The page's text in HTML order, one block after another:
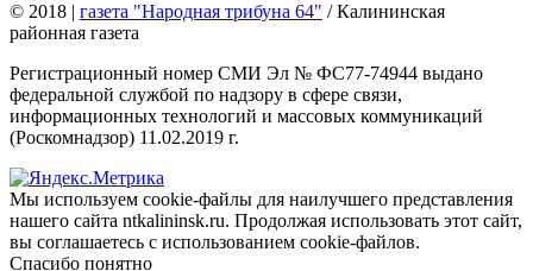
© 2018 | газета "Народная трибуна 64" / Калининская
районная газета
Регистрационный номер СМИ Эл № ФС77-74944 выдано
федеральной службой по надзору в сфере связи,
информационных технологий и массовых коммуникаций
(Роскомнадзор) 11.02.2019 г.
Мы используем cookie-файлы для наилучшего представления
нашего сайта ntkalininsk.ru. Продолжая использовать этот сайт,
вы соглашаетесь с использованием cookie-файлов.
Спасибо понятно